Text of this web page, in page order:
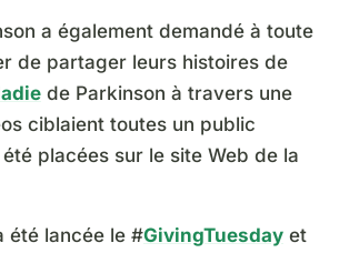
a également demandé à toute
de partager leurs histoires de
de Parkinson à travers une
ciblaient toutes un public
placées sur le site Web de la
été lancée le #GivingTuesday et